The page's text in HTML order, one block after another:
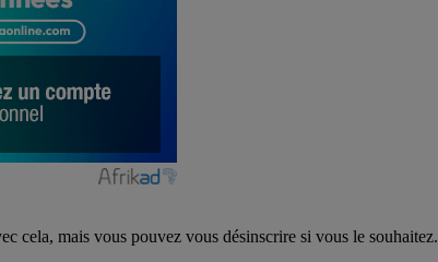
cela, mais vous pouvez vous désinscrire si vous le souhaitez.